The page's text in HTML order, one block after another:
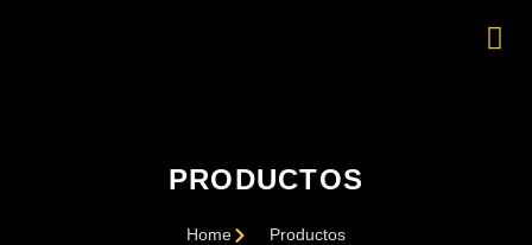
PRODUCTOS
Home Productos